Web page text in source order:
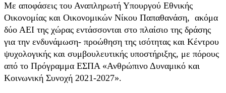
Με αποφάσεις του Αναπληρωτή Υπουργού Εθνικής
Οικονομίας και Οικονομικών Νίκου Παπαθανάση, ακόμα
δύο ΑΕΙ της χώρας εντάσσονται στο πλαίσιο της δράσης
για την ενδυνάμωση- προώθηση της ισότητας και Κέντρου
ψυχολογικής και συμβουλευτικής υποστήριξης, με πόρους
από το Πρόγραμμα ΕΣΠΑ «Ανθρώπινο Δυναμικό και
Κοινωνική Συνοχή 2021-2027».